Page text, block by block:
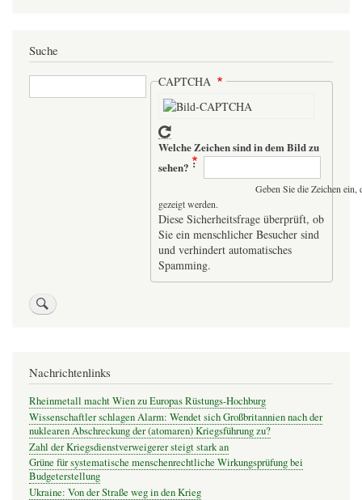
Suche
Suche CAPTCHA
Welche Zeichen sind in dem Bild zu
sehen?
Geben Sie die Zeichen
gezeigt werden.
Diese Sicherheitsfrage überprüft, ob
Sie ein menschlicher Besucher sind
und verhindert automatisches
Spamming.
Nachrichtenlinks
Rheinmetall macht Wien zu Europas Rüstungs-Hochburg
Wissenschaftler schlagen Alarm: Wendet sich Großbritannien nach der
nuklearen Abschreckung der (atomaren) Kriegsführung zu?
Zahl der Kriegsdienstverweigerer steigt stark an
Grüne für systematische menschenrechtliche Wirkungsprüfung bei
Budgeterstellung
Ukraine: Von der Straße weg in den Krieg